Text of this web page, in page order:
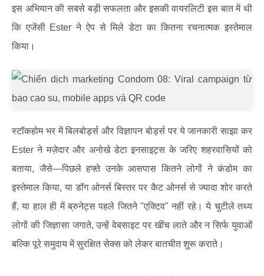
इस अभियान की सबसे बड़ी सफलता और इसकी वायरलिटी इस बात में थी
कि एजेंसी Ester ने ऐप से मिले डेटा का कितना रचनात्मक इस्तेमाल
किया।
स्टॉकहोम भर में बिलबोर्ड्स और विज्ञापन बोर्ड्स पर ये जानकारी साझा कर
Ester ने मज़ेदार और अनोखे डेटा इनसाइट्स के जरिए शहरवासियों को
बताया, जैसे—पिछले हफ्ते उनके आसपास कितने लोगों ने कंडोम का
इस्तेमाल किया, या डॉग ओनर्स बिस्तर पर कैट ओनर्स से ज्यादा शोर करते
हैं, या हाल ही में ब्रुनेट्स पहले जितने "एक्टिव" नहीं रहे। ये चुटीले तथ्य
लोगों की जिज्ञासा जगाते, उन्हें वेबसाइट पर खींच लाते और न सिर्फ युवाओं
बल्कि पूरे समुदाय में सुरक्षित सेक्स को लेकर बातचीत शुरू कराते।